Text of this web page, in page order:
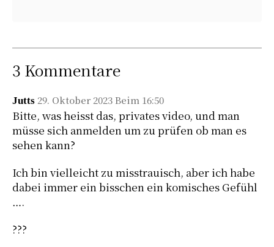
3 Kommentare
Jutts 29. Oktober 2023 Beim 16:50
Bitte, was heisst das, privates video, und man
müsse sich anmelden um zu prüfen ob man es
sehen kann?
Ich bin vielleicht zu misstrauisch, aber ich habe
dabei immer ein bisschen ein komisches Gefühl
….
???